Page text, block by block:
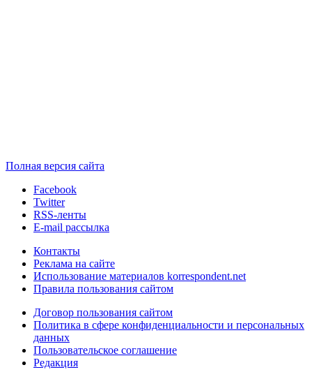
Полная версия сайта
Facebook
Twitter
RSS-ленты
E-mail рассылка
Контакты
Реклама на сайте
Использование материалов korrespondent.net
Правила пользования сайтом
Договор пользования сайтом
Политика в сфере конфиденциальности и персональных
данных
Пользовательское соглашение
Редакция